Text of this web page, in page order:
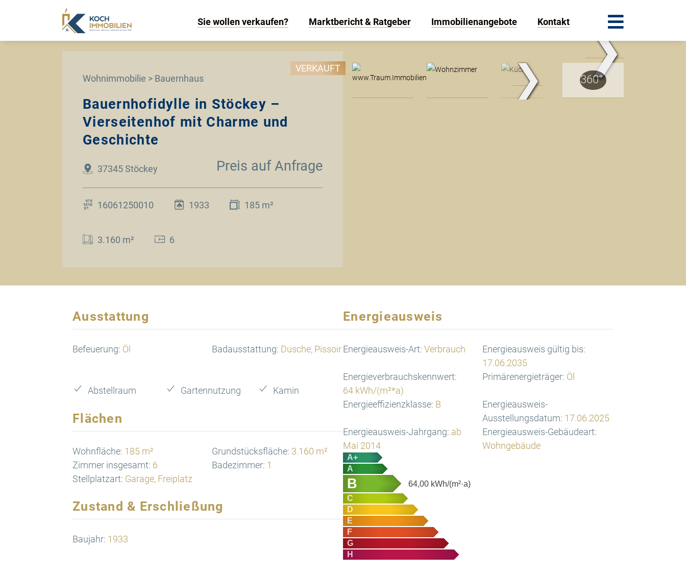
Sie wollen verkaufen? Marktbericht & Ratgeber Immobilienangebote Kontakt
Wohnimmobilie > Bauernhaus
VERKAUFT
Bauernhofidylle in Stöckey –
Vierseitenhof mit Charme und
Geschichte
37345 Stöckey Preis auf Anfrage
16061250010 1933 185 m²
3.160 m² 6
www.Traum.Immobilien ❯
❯
Ausstattung
Befeuerung: Öl Badausstattung: Dusche, Pissoir
Abstellraum Gartennutzung Kamin
Flächen
Wohnfläche: 185 m² Grundstücksfläche: 3.160 m²
Zimmer insgesamt: 6 Badezimmer: 1
Stellplatzart: Garage, Freiplatz
Zustand & Erschließung
Baujahr: 1933
Energieausweis
Energieausweis-Art: Verbrauch
Energieausweis gültig bis:
17.06.2035
Energieverbrauchskennwert:
64 kWh/(m²*a)
Primärenergieträger: Öl
Energieeffizienzklasse: B
Energieausweis-
Ausstellungsdatum: 17.06.2025
Energieausweis-Jahrgang: ab
Mai 2014
Energieausweis-Gebäudeart:
Wohngebäude
A+
A
B 64,00 kWh/(m²·a)
C
D
E
F
G
H